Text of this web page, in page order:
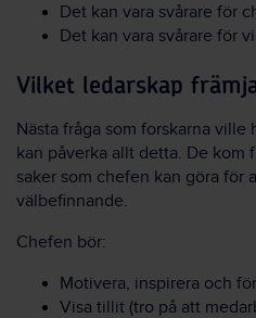
Det kan vara svårare för
Det kan vara svårare för
Vilket ledarskap
Nästa fråga som forskarna ville
kan påverka allt detta. De kom
saker som chefen kan göra för
välbefinnande.
Chefen bör:
Motivera, inspirera och
Visa tillit (tro på att